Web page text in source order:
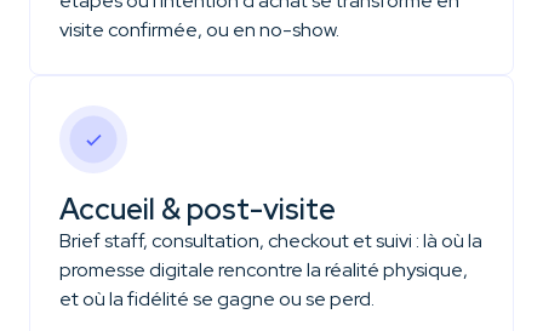
visite confirmée, ou en no-show.
Accueil & post-visite
Brief staff, consultation, checkout et suivi : là où la
promesse digitale rencontre la réalité physique,
et où la fidélité se gagne ou se perd.